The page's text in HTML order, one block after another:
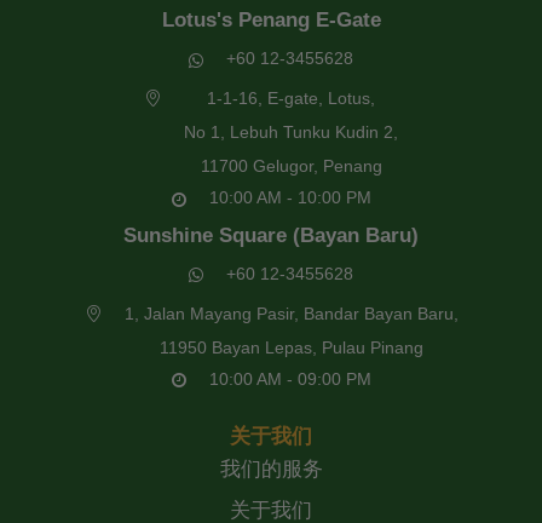
Lotus's Penang E-Gate
+60 12-3455628
1-1-16, E-gate, Lotus,
No 1, Lebuh Tunku Kudin 2,
11700 Gelugor, Penang
10:00 AM - 10:00 PM
Sunshine Square (Bayan Baru)
+60 12-3455628
1, Jalan Mayang Pasir, Bandar Bayan Baru,
11950 Bayan Lepas, Pulau Pinang
10:00 AM - 09:00 PM
关于我们
我们的服务
关于我们